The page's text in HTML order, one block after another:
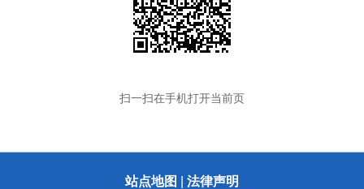
扫一扫在手机打开当前页
站点地图 法律声明